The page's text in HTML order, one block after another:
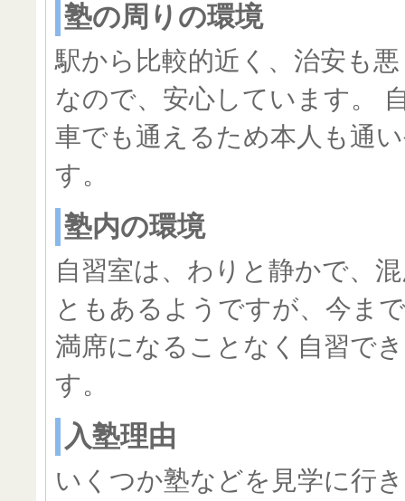
塾の周りの環境
駅から比較的近く、治安も
なので、安心しています。
車でも通えるため本人も通
す。
塾内の環境
自習室は、わりと静かで、
ともあるようですが、今ま
満席になることなく自習で
す。
入塾理由
いくつか塾などを見学に行